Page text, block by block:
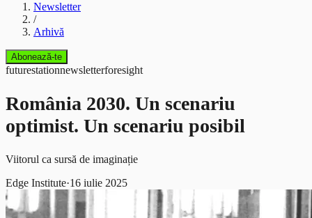
Newsletter
/
Arhivă
Abonează-te
futurestationnewsletterforesight
România 2030. Un scenariu
optimist. Un scenariu posibil
Viitorul ca sursă de imaginație
Edge Institute·16 iulie 2025